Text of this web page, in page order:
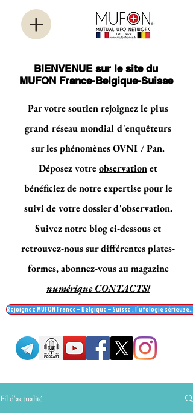
BIENVENUE sur le site du
MUFON France-Belgique-Suisse
Par votre soutien rejoignez le plus
grand réseau mondial d'enquêteurs
sur les phénomènes OVNI / Pan.
Déposez votreobservationet
bénéficiez de notre expertise pour le
suivi de votre dossier d'observation.
Suivez notre blog ci-dessous et
retrouvez-nous sur différentes plates-
formes, abonnez-vous au magazine
numérique CONTACTS!
Rejoignez MUFON France – Belgique – Suisse : l’ufologie
Fil d'actualité